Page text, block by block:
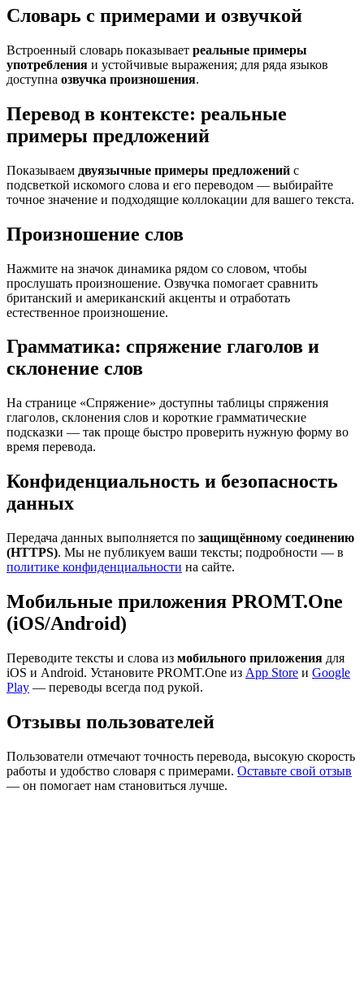
Словарь с примерами и озвучкой
Встроенный словарь показывает реальные примеры
употребления и устойчивые выражения; для ряда языков
доступна озвучка произношения.
Перевод в контексте: реальные
примеры предложений
Показываем двуязычные примеры предложений с
подсветкой искомого слова и его переводом — выбирайте
точное значение и подходящие коллокации для вашего текста.
Произношение слов
Нажмите на значок динамика рядом со словом, чтобы
прослушать произношение. Озвучка помогает сравнить
британский и американский акценты и отработать
естественное произношение.
Грамматика: спряжение глаголов и
склонение слов
На странице «Спряжение» доступны таблицы спряжения
глаголов, склонения слов и короткие грамматические
подсказки — так проще быстро проверить нужную форму во
время перевода.
Конфиденциальность и безопасность
данных
Передача данных выполняется по защищённому соединению
(HTTPS). Мы не публикуем ваши тексты; подробности — в
политике конфиденциальности на сайте.
Мобильные приложения PROMT.One
(iOS/Android)
Переводите тексты и слова из мобильного приложения для
iOS и Android. Установите PROMT.One из App Store и Google
Play — переводы всегда под рукой.
Отзывы пользователей
Пользователи отмечают точность перевода, высокую скорость
работы и удобство словаря с примерами. Оставьте свой отзыв
— он помогает нам становиться лучше.